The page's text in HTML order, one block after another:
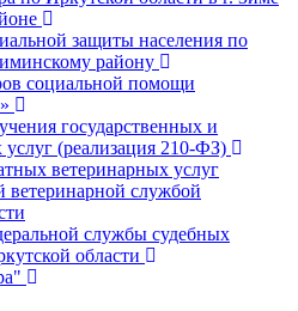
защиты населения по
району
социальной помощи
государственных и
(реализация 210-ФЗ)
ветеринарных услуг
ветеринарной службой
службы судебных
области